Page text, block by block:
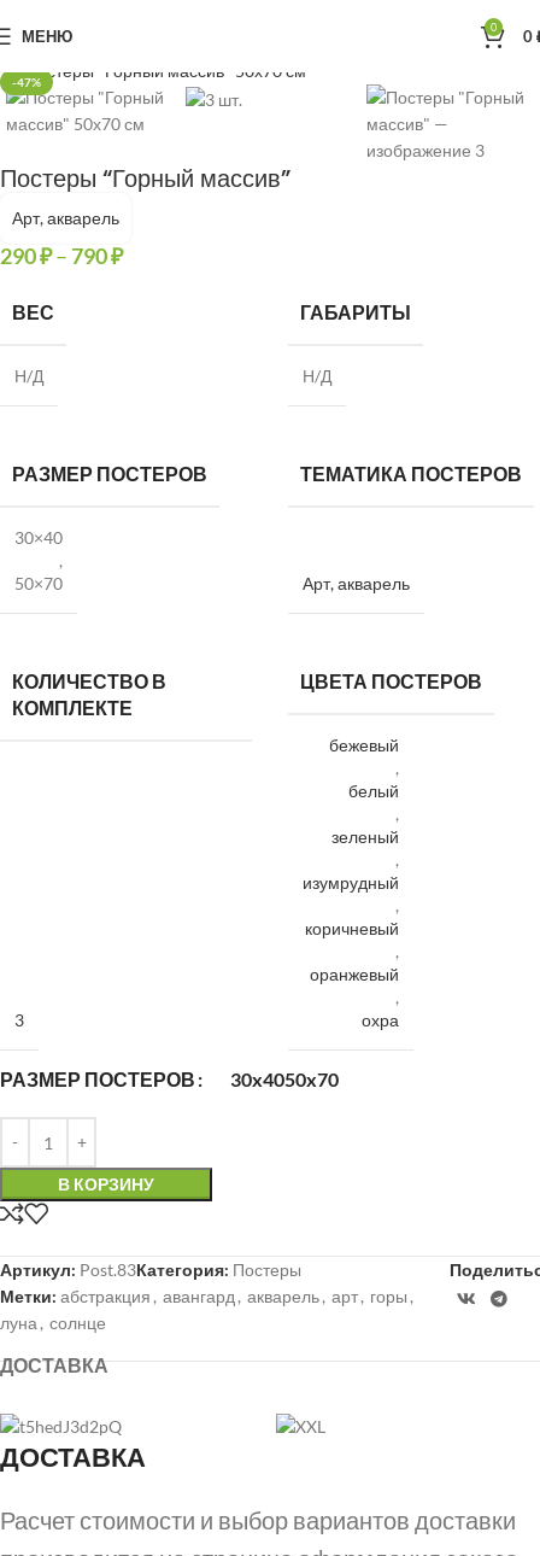
МЕНЮ 0 0
Главная Постеры
-47%
Нажмите, чтобы увеличить
Постеры “Горный массив”
Арт, акварель
290₽–790₽
ВЕС
Н/Д
ГАБАРИТЫ
Н/Д
РАЗМЕР ПОСТЕРОВ
30×40
,
50×70
ТЕМАТИКА ПОСТЕРОВ
Арт, акварель
КОЛИЧЕСТВО В
КОМПЛЕКТЕ
3
ЦВЕТА ПОСТЕРОВ
бежевый
,
белый
,
зеленый
,
изумрудный
,
коричневый
,
оранжевый
,
охра
РАЗМЕР ПОСТЕРОВ 30x4050x70
В КОРЗИНУ
Артикул: Post.83Категория: Постеры
Метки: абстракция, авангард, акварель, арт, горы,
луна, солнце
ДОСТАВКА
ДОСТАВКА
Расчет стоимости и выбор вариантов доставки